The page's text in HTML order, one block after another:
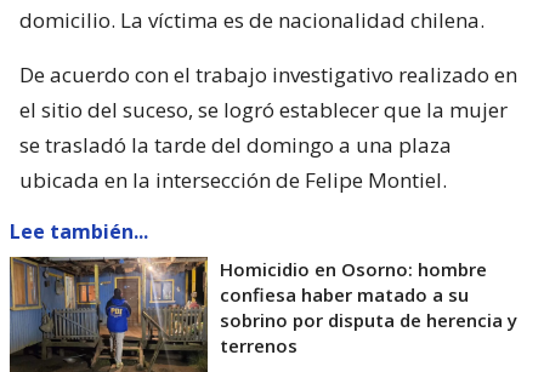
domicilio. La víctima es de nacionalidad chilena.
De acuerdo con el trabajo investigativo realizado en
el sitio del suceso, se logró establecer que la mujer
se trasladó la tarde del domingo a una plaza
ubicada en la intersección de Felipe Montiel.
Lee también...
Homicidio en Osorno: hombre
confiesa haber matado a su
sobrino por disputa de herencia y
terrenos